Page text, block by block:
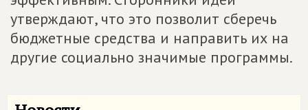
утверждают, что это позволит сберечь
бюджетные средства и направить их на
другие социально значимые программы.